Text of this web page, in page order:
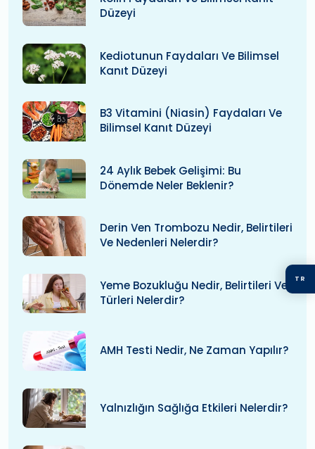
TR
Düzeyi
Kediotunun Faydaları Ve Bilimsel
Kanıt Düzeyi
B3 Vitamini (niasin) Faydaları Ve
Bilimsel Kanıt Düzeyi
24 Aylık Bebek Gelişimi: Bu
Dönemde Neler Beklenir?
Derin Ven Trombozu Nedir, Belirtileri
Ve Nedenleri Nelerdir?
Yeme Bozukluğu Nedir, Belirtileri Ve
Türleri Nelerdir?
AMH Testi Nedir, Ne Zaman Yapılır?
Yalnızlığın Sağlığa Etkileri Nelerdir?